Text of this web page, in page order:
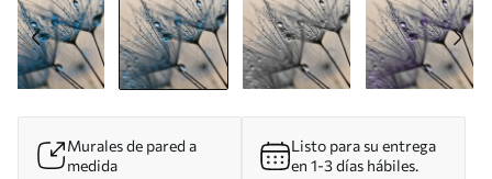
Murales de pared a
medida
Listo para su entrega
en 1-3 días hábiles.